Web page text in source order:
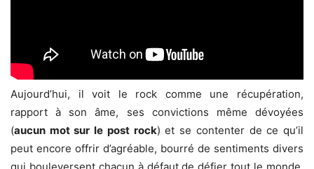
Aujourd’hui, il voit le rock comme une récupération,
rapport à son âme, ses convictions même dévoyées
(aucun mot sur le post rock) et se contenter de ce qu’il
peut encore offrir d’agréable, bourré de sentiments divers